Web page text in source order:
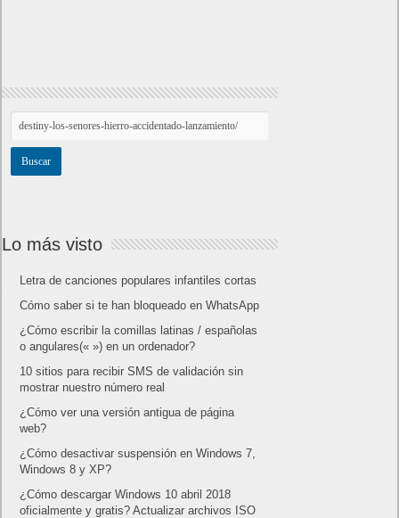
Lo más visto
Letra de canciones populares infantiles cortas
Cómo saber si te han bloqueado en WhatsApp
¿Cómo escribir la comillas latinas / españolas
o angulares(« ») en un ordenador?
10 sitios para recibir SMS de validación sin
mostrar nuestro número real
¿Cómo ver una versión antigua de página
web?
¿Cómo desactivar suspensión en Windows 7,
Windows 8 y XP?
¿Cómo descargar Windows 10 abril 2018
oficialmente y gratis? Actualizar archivos ISO